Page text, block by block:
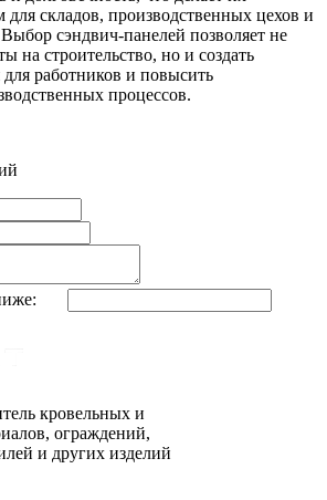
складов, производственных цехов и
сэндвич-панелей позволяет не
на строительство, но и создать
работников и повысить
процессов.
кровельных и
ограждений,
и других изделий